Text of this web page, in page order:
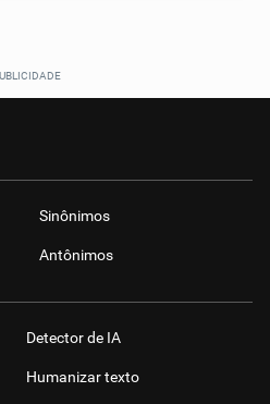
Sinônimos
Antônimos
Detector de IA
Humanizar texto